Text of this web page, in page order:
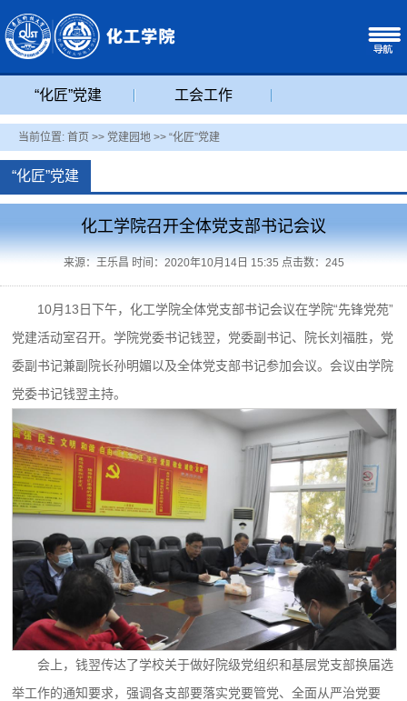
“化匠”党建 工会工作
当前位置: 首页 >> 党建园地 >> “化匠”党建
“化匠”党建
化工学院召开全体党支部书记会议
来源：王乐昌 时间：2020年10月14日 15:35 点击数： 245
10月13日下午，化工学院全体党支部书记会议在学院“先锋党苑”
党建活动室召开。学院党委书记钱翌，党委副书记、院长刘福胜，党
委副书记兼副院长孙明媚以及全体党支部书记参加会议。会议由学院
党委书记钱翌主持。
会上，钱翌传达了学校关于做好院级党组织和基层党支部换届选
举工作的通知要求，强调各支部要落实党要管党、全面从严治党要